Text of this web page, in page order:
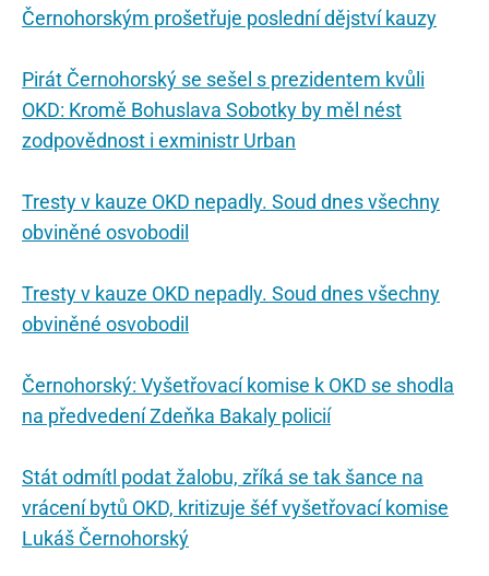
Černohorským prošetřuje poslední dějství kauzy
Pirát Černohorský se sešel s prezidentem kvůli
OKD: Kromě Bohuslava Sobotky by měl nést
zodpovědnost i exministr Urban
Tresty v kauze OKD nepadly. Soud dnes všechny
obviněné osvobodil
Tresty v kauze OKD nepadly. Soud dnes všechny
obviněné osvobodil
Černohorský: Vyšetřovací komise k OKD se shodla
na předvedení Zdeňka Bakaly policií
Stát odmítl podat žalobu, zříká se tak šance na
vrácení bytů OKD, kritizuje šéf vyšetřovací komise
Lukáš Černohorský